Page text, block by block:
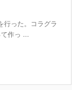
行った。コラグラ
作っ ...